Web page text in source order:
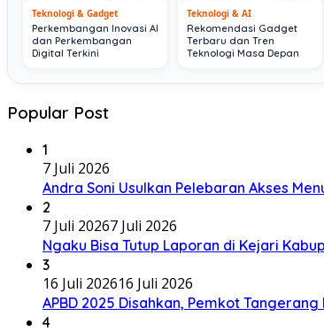
Teknologi & Gadget
Perkembangan Inovasi AI
dan Perkembangan
Digital Terkini
Teknologi & AI
Rekomendasi Gadget
Terbaru dan Tren
Teknologi Masa Depan
Popular Post
1
7 Juli 2026
Andra Soni Usulkan Pelebaran Akses
2
7 Juli 20267 Juli 2026
Ngaku Bisa Tutup Laporan di Kejari
3
16 Juli 202616 Juli 2026
APBD 2025 Disahkan, Pemkot
4